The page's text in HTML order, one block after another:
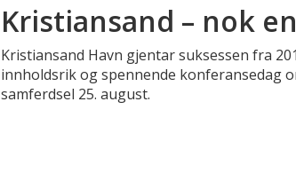
Kristiansand – nok
Kristiansand Havn gjentar suksessen fra
innholdsrik og spennende konferansedag
samferdsel 25. august.